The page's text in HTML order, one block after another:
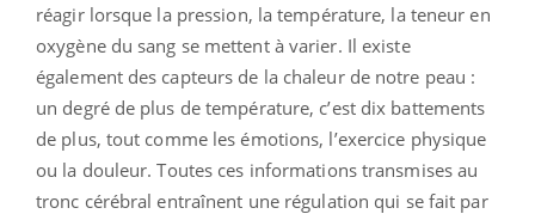
réagir lorsque la pression, la température, la teneur en
oxygène du sang se mettent à varier. Il existe
également des capteurs de la chaleur de notre peau :
un degré de plus de température, c’est dix battements
de plus, tout comme les émotions, l’exercice physique
ou la douleur. Toutes ces informations transmises au
tronc cérébral entraînent une régulation qui se fait par